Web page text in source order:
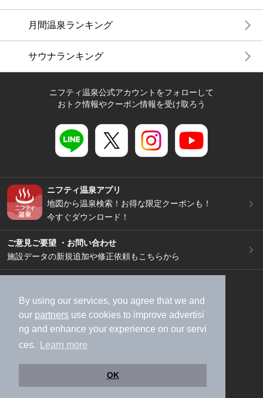
By using our services, you agree that we and
our partners use cookies to improve advertisi
ng and enhance your experience on our servi
ces.
Learn more
OK
月間温泉ランキング
サウナランキング
ニフティ温泉公式アカウントをフォローして
おトク情報やクーポン情報を受け取ろう
ニフティ温泉アプリ
地図から温泉検索！お得な限定クーポンも！
今すぐダウンロード！
ご意見ご要望 ・お問い合わせ
施設データの新規追加や修正依頼もこちらから
加盟店募集（資料請求）
広告出稿のご案内
利用規約
ライフスタイルMEMBERS+規約
特定商取引法に基づく表記
ヘルプ
採用情報
運営会社